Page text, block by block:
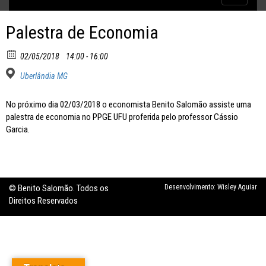
Palestra de Economia
02/05/2018 14:00 - 16:00
Uberlândia MG
No próximo dia 02/03/2018 o economista Benito Salomão assiste uma
palestra de economia no PPGE UFU proferida pelo professor Cássio
Garcia.
© Benito Salomão. Todos os
Direitos Reservados
Desenvolvimento: Wisley Aguiar